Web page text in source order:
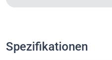
Spezifikationen